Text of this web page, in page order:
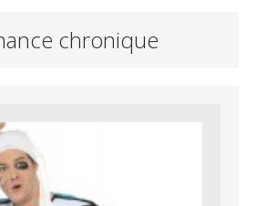
chronique